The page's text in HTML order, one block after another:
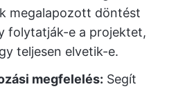
megalapozott döntést
folytatják-e a projektet,
teljesen elvetik-e.
megfelelés: Segít